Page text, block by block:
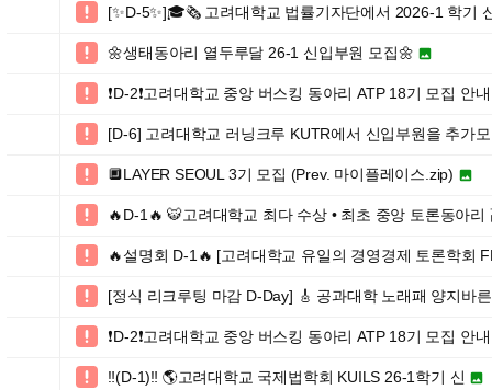
 [✨D-5✨]🎓🗞 고려대학교 법률기자단에서 2026-1 학기
 🌼생태동아리 열두루달 26-1 신입부원 모집🌼 
 ❗️D-2❗️고려대학교 중앙 버스킹 동아리 ATP 18기 모집 안내
 [D-6] 고려대학교 러닝크루 KUTR에서 신입부원을 추가
 🔲LAYER SEOUL 3기 모집 (Prev. 마이플레이스.zip) 
 🔥D-1🔥 🐯고려대학교 최다 수상 • 최초 중앙 토론동아리
 🔥설명회 D-1🔥 [고려대학교 유일의 경영경제 토론학회
 [정식 리크루팅 마감 D-Day] 🎸 공과대학 노래패 양지바
 ❗️D-2❗️고려대학교 중앙 버스킹 동아리 ATP 18기 모집 안내
 ‼️(D-1)‼️ 🌎고려대학교 국제법학회 KUILS 26-1학기 신 